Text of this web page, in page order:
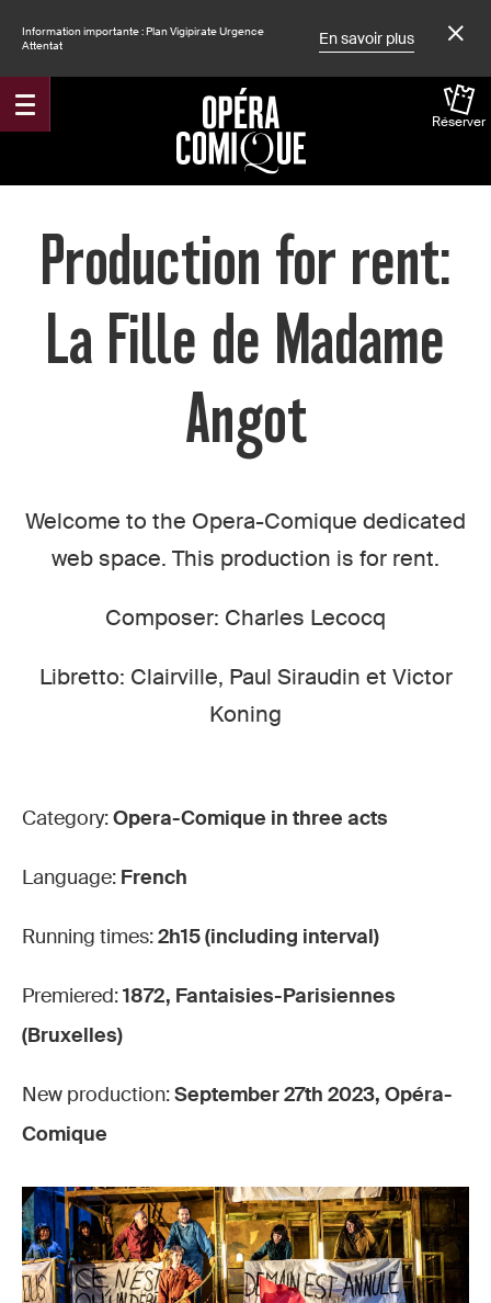
Information importante : Plan Vigipirate Urgence
Attentat
En savoir plus
Réserver
Accueil
Production for rent:
La Fille de Madame
Angot
Welcome to the Opera-Comique dedicated
web space. This production is for rent.
Composer: Charles Lecocq
Libretto: Clairville, Paul Siraudin et Victor
Koning
Category:Opera-Comique in three acts
Language: French
Running times:2h15 (including interval)
Premiered:1872, Fantaisies-Parisiennes
(Bruxelles)
New production:September 27th 2023, Opéra-
Comique